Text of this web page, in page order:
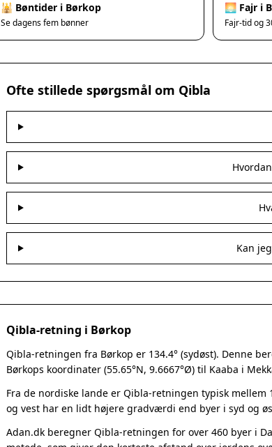
🕌 Bøntider i Børkop
Se dagens fem bønner
🌅 Fajr i
Fajr-tid og
Ofte stillede spørgsmål om Qibla
Kan
Qibla-retning i Børkop
Qibla-retningen fra Børkop er 134.4° (sydøst). Denne
Børkops koordinater (55.65°N, 9.6667°Ø) til Kaaba i
Fra de nordiske lande er Qibla-retningen typisk
og vest har en lidt højere gradværdi end byer i syd og
Adan.dk beregner Qibla-retningen for over 460 byer i